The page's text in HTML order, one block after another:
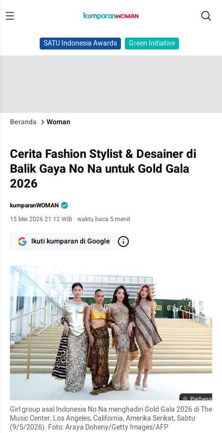
SATU Indonesia Awards Green Initiative
Beranda Woman
Cerita Fashion Stylist & Desainer di
Balik Gaya No Na untuk Gold Gala
2026
kumparanWOMAN
15 Mei 2026 21:12 WIB · waktu baca 5 menit
Ikuti kumparan di Google
Perbesar
Girl group asal Indonesia No Na menghadiri Gold Gala 2026 di The
Music Center, Los Angeles, California, Amerika Serikat, Sabtu
(9/5/2026). Foto: Araya Doheny/Getty Images/AFP